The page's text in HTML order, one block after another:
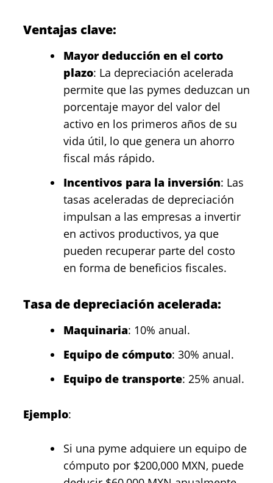
Ventajas clave:
Mayor deducción en el corto
plazo: La depreciación acelerada
permite que las pymes deduzcan un
porcentaje mayor del valor del
activo en los primeros años de su
vida útil, lo que genera un ahorro
fiscal más rápido.
Incentivos para la inversión: Las
tasas aceleradas de depreciación
impulsan a las empresas a invertir
en activos productivos, ya que
pueden recuperar parte del costo
en forma de beneficios fiscales.
Tasa de depreciación acelerada:
Maquinaria: 10% anual.
Equipo de cómputo: 30% anual.
Equipo de transporte: 25% anual.
Ejemplo:
Si una pyme adquiere un equipo de
cómputo por $200,000 MXN, puede